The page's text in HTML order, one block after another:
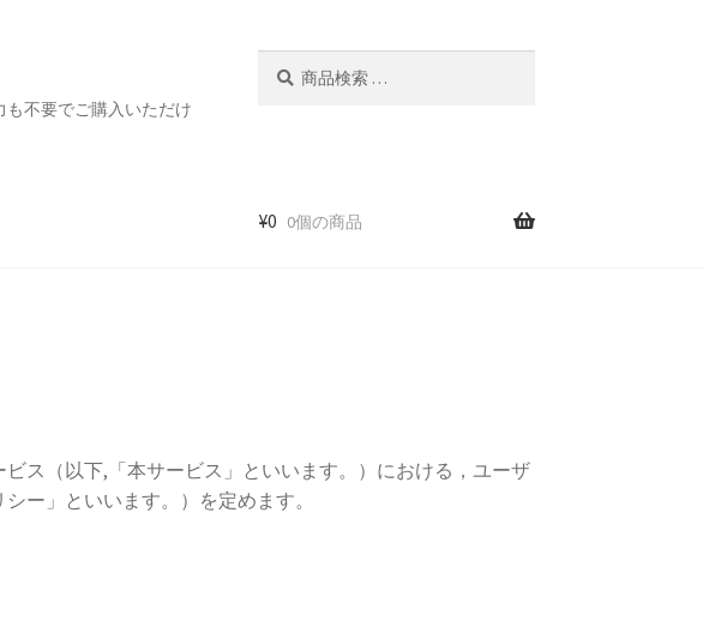
も不要でご購入いただけ
¥0 0個の商品
ス（以下,「本サービス」といいます。）における，ユーザ
ー」といいます。）を定めます。